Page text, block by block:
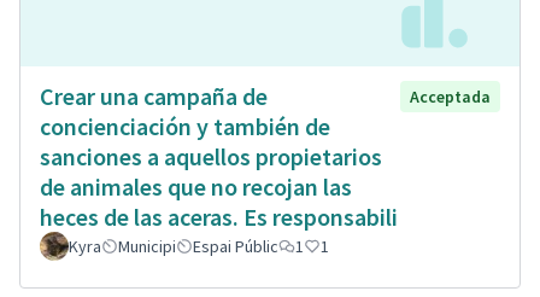
Crear una campaña de
concienciación y también de
sanciones a aquellos propietarios
de animales que no recojan las
heces de las aceras. Es responsabili
Acceptada
Kyra Municipi Espai Públic 1 1